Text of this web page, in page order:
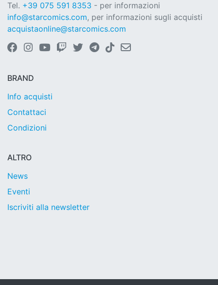
Tel. +39 075 591 8353 - per informazioni
info@starcomics.com, per informazioni sugli acquisti
acquistaonline@starcomics.com
BRAND
Info acquisti
Contattaci
Condizioni
ALTRO
News
Eventi
Iscriviti alla newsletter